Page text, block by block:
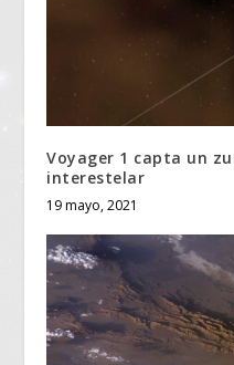
Voyager 1 capta un
interestelar
19 mayo, 2021